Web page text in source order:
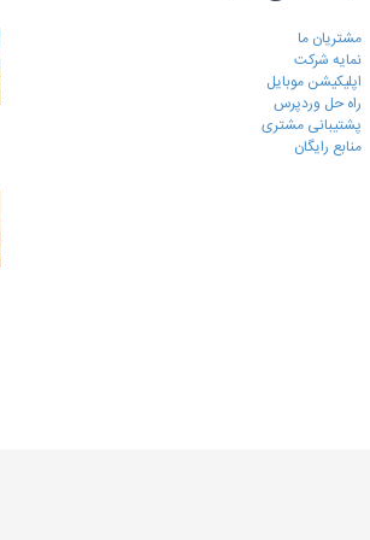
مشتریان ما
نمایه شرکت
اپلیکیشن موبایل
راه حل وردپرس
پشتیبانی مشتری
منابع رایگان